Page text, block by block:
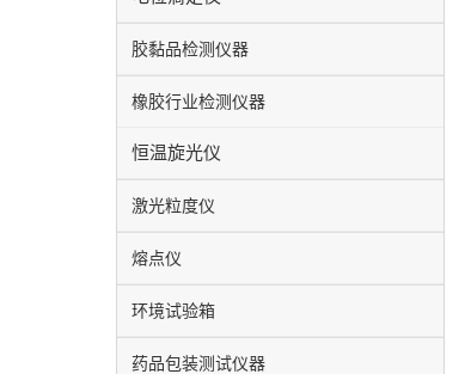
胶黏品检测仪器
橡胶行业检测仪器
恒温旋光仪
激光粒度仪
熔点仪
环境试验箱
药品包装测试仪器